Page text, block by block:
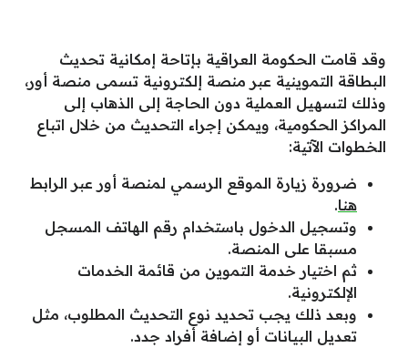
وقد قامت الحكومة العراقية بإتاحة إمكانية تحديث
البطاقة التموينية عبر منصة إلكترونية تسمى منصة أور،
وذلك لتسهيل العملية دون الحاجة إلى الذهاب إلى
المراكز الحكومية، ويمكن إجراء التحديث من خلال اتباع
الخطوات الآتية:
ضرورة زيارة الموقع الرسمي لمنصة أور عبر الرابط
هنا.
وتسجيل الدخول باستخدام رقم الهاتف المسجل
مسبقا على المنصة.
ثم اختيار خدمة التموين من قائمة الخدمات
الإلكترونية.
وبعد ذلك يجب تحديد نوع التحديث المطلوب، مثل
تعديل البيانات أو إضافة أفراد جدد.